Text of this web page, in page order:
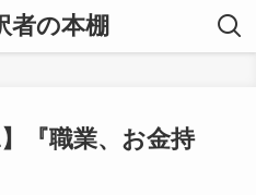
者の本棚
】『職業、お金持